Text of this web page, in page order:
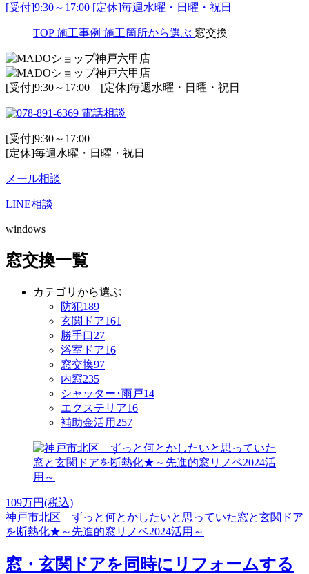
[受付]9:30～17:00 [定休]毎週水曜・日曜・祝日
TOP 施工事例 施工箇所から選ぶ 窓交換
[受付]9:30～17:00 [定休]毎週水曜・日曜・祝日
電話相談
[受付]9:30～17:00
[定休]毎週水曜・日曜・祝日
メール相談
LINE相談
windows
窓交換一覧
カテゴリから選ぶ
防犯189
玄関ドア161
勝手口27
浴室ドア16
窓交換97
内窓235
シャッター･雨戸14
エクステリア16
補助金活用 257
109万円(税込)
神戸市北区 ずっと何とかしたいと思っていた窓と玄関ドア
を断熱化★～先進的窓リノベ2024活用～
窓・玄関ドアを同時にリフォームする